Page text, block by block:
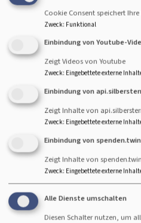
Orchesterkonzert
Sonntag, 24.11.2019, 19.00
Dreifaltigkeitskirche
Nathalie de Montmollin -
Kinga Dobay - Mezzosopran
Andrew Richards - Tenor
Johannes Mooser - Bass
Cookie Consent speichert
Zweck: Funktional
Einbindung von Youtube-
Zeigt Videos von Youtube
Zweck: Eingebettete externe
Einbindung von
Zeigt Inhalte von
Zweck: Eingebettete externe
Einbindung von
Zeigt Inhalte von
Zweck: Eingebettete externe
Alle Dienste umschalten
Diesen Schalter nutzen, um